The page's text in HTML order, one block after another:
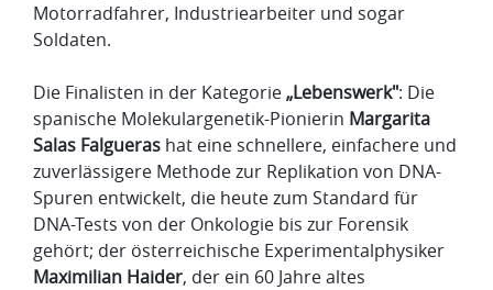
Motorradfahrer, Industriearbeiter und sogar
Soldaten.
Die Finalisten in der Kategorie„Lebenswerk": Die
spanische Molekulargenetik-Pionierin Margarita
Salas Falgueras hat eine schnellere, einfachere und
zuverlässigere Methode zur Replikation von DNA-
Spuren entwickelt, die heute zum Standard für
DNA-Tests von der Onkologie bis zur Forensik
gehört; der österreichische Experimentalphysiker
Maximilian Haider, der ein 60 Jahre altes